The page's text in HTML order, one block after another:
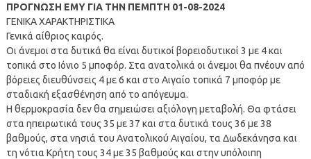
ΠΡΟΓΝΩΣΗ ΕΜΥ ΓΙΑ ΤΗΝ ΠΕΜΠΤΗ 01-08-2024
ΓΕΝΙΚΑ ΧΑΡΑΚΤΗΡΙΣΤΙΚΑ
Γενικά αίθριος καιρός.
Οι άνεμοι στα δυτικά θα είναι δυτικοί βορειοδυτικοί 3 με 4 και
τοπικά στο Ιόνιο 5 μποφόρ. Στα ανατολικά οι άνεμοι θα πνέουν από
βόρειες διευθύνσεις 4 με 6 και στο Αιγαίο τοπικά 7 μποφόρ με
σταδιακή εξασθένηση από το απόγευμα.
Η θερμοκρασία δεν θα σημειώσει αξιόλογη μεταβολή. Θα φτάσει
στα ηπειρωτικά τους 35 με 37 και στα δυτικά τους 36 με 38
βαθμούς, στα νησιά του Ανατολικού Αιγαίου, τα Δωδεκάνησα και
τη νότια Κρήτη τους 34 με 35 βαθμούς και στην υπόλοιπη